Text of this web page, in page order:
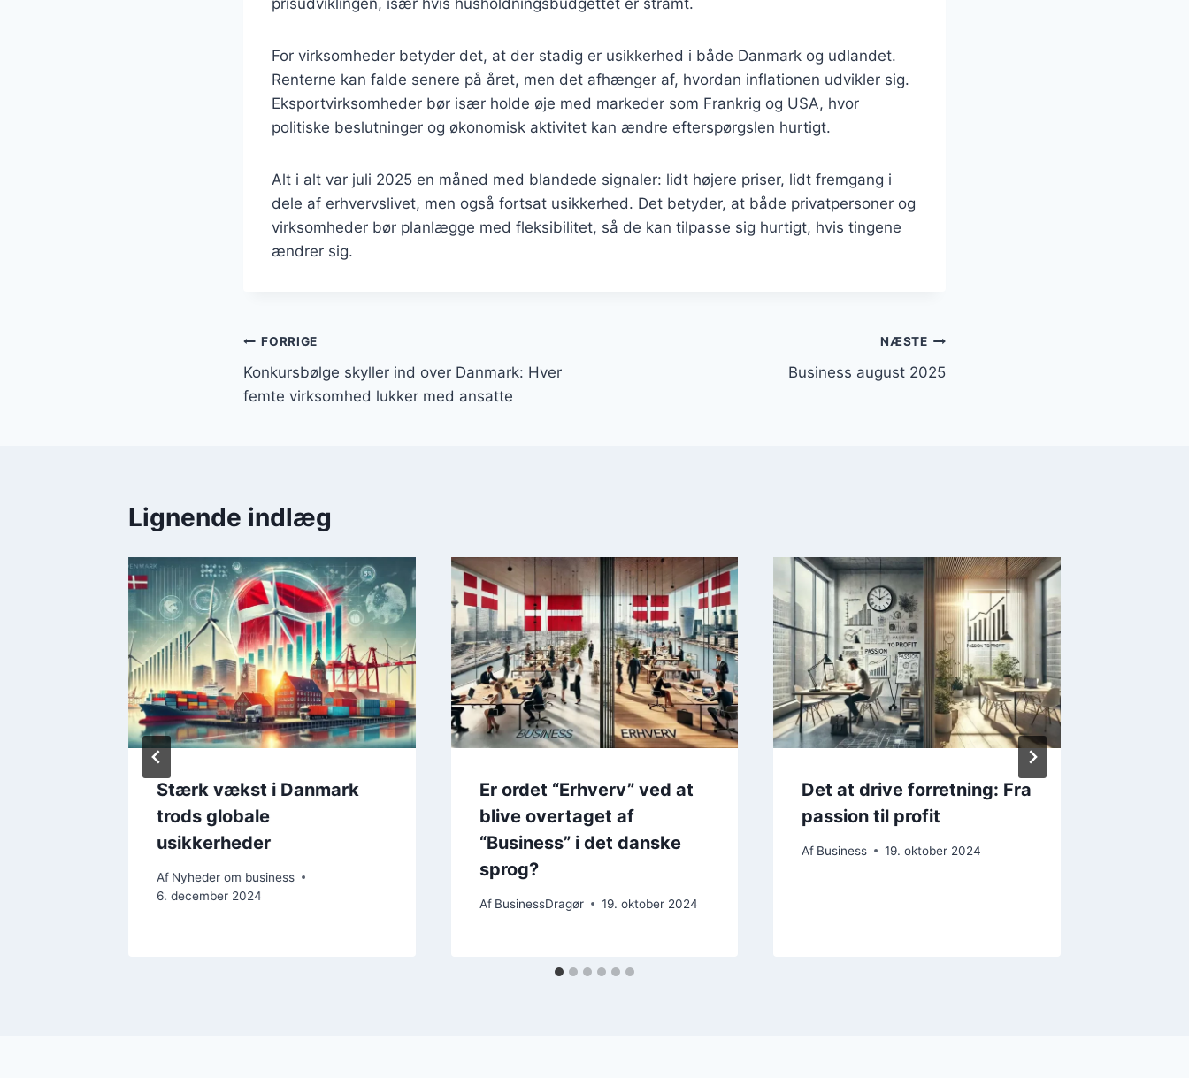
For virksomheder betyder det, at der stadig er usikkerhed i både Danmark og udlandet.
Renterne kan falde senere på året, men det afhænger af, hvordan inflationen udvikler sig.
Eksportvirksomheder bør især holde øje med markeder som Frankrig og USA, hvor
politiske beslutninger og økonomisk aktivitet kan ændre efterspørgslen hurtigt.
Alt i alt var juli 2025 en måned med blandede signaler: lidt højere priser, lidt fremgang i
dele af erhvervslivet, men også fortsat usikkerhed. Det betyder, at både privatpersoner og
virksomheder bør planlægge med fleksibilitet, så de kan tilpasse sig hurtigt, hvis tingene
ændrer sig.
Indlægsnavigation
FORRIGE
Konkursbølge skyller ind over Danmark: Hver
femte virksomhed lukker med ansatte
NÆSTE
Business august 2025
Lignende indlæg
Stærk vækst i Danmark
trods globale
usikkerheder
Af Nyheder om business
6. december 2024
Er ordet “Erhverv” ved at
blive overtaget af
“Business” i det danske
sprog?
Af BusinessDragør 19. oktober 2024
Det at drive forretning: Fra
passion til profit
Af Business 19. oktober 2024